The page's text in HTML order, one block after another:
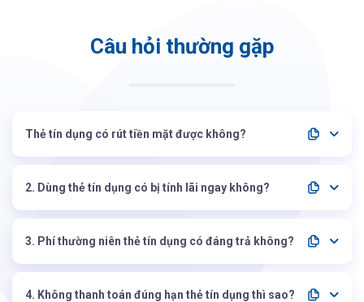
Câu hỏi thường gặp
Thẻ tín dụng có rút tiền mặt được không?
cần thiết.
2. Dùng thẻ tín dụng có bị tính lãi ngay không?
Không, nếu thanh toán đúng hạn và đúng số tiền cần trả thì
thường sẽ không bị tính lãi.
3. Phí thường niên thẻ tín dụng có đáng trả không?
Đáng, nếu ưu đãi và quyền lợi của thẻ cao hơn mức phí bạn
phải trả mỗi năm.
4. Không thanh toán đúng hạn thẻ tín dụng thì sao?